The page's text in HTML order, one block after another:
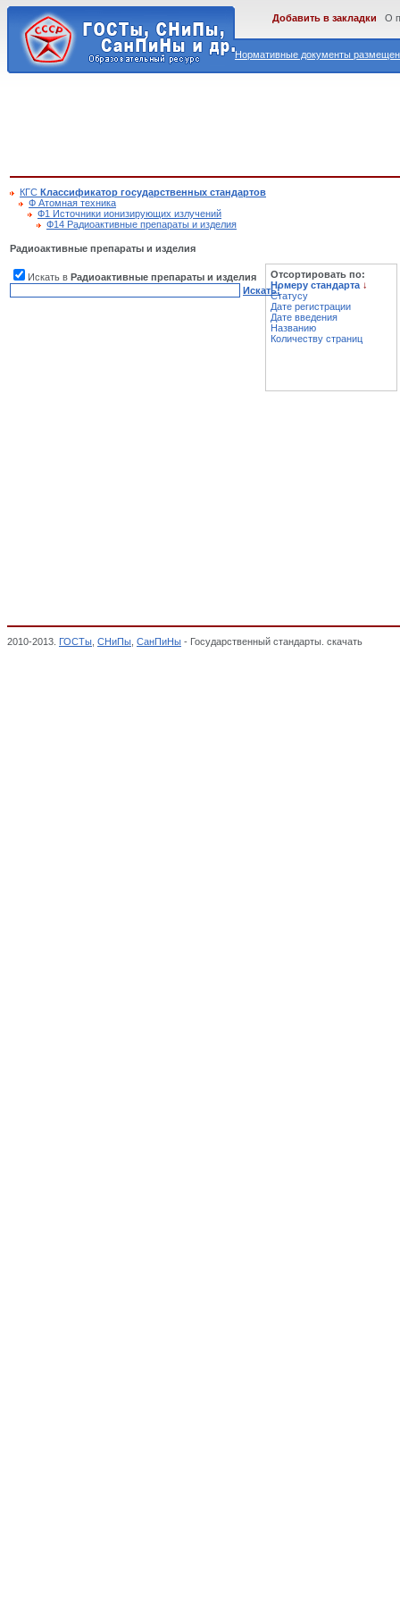
Нормативные документы
Добавить в закладки О
КГС Классификатор государственных стандартов
Ф Атомная техника
Ф1 Источники ионизирующих излучений
Ф14 Радиоактивные препараты и изделия
Радиоактивные препараты и изделия
Искать в Радиоактивные препараты и изделия
Искать!
Отсортировать по:
Номеру стандарта ↓
Статусу
Дате регистрации
Дате введения
Названию
Количеству страниц
2010-2013. ГОСТы СНиПы СанПиНы - Государственный стандарты. скачать